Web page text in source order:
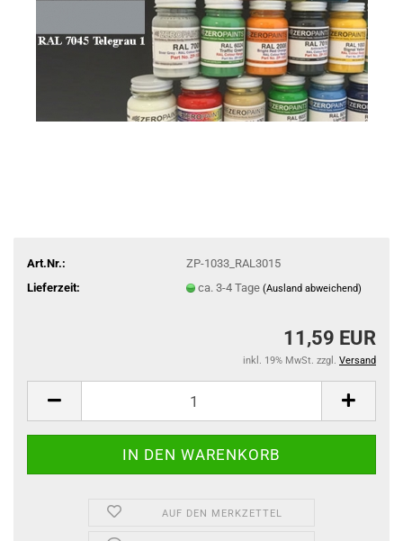
Art.Nr.:
ZP-1033_RAL3015
Lieferzeit:
ca. 3-4 Tage (Ausland abweichend)
11,59 EUR
inkl. 19% MwSt. zzgl. Versand
AUF DEN MERKZETTEL